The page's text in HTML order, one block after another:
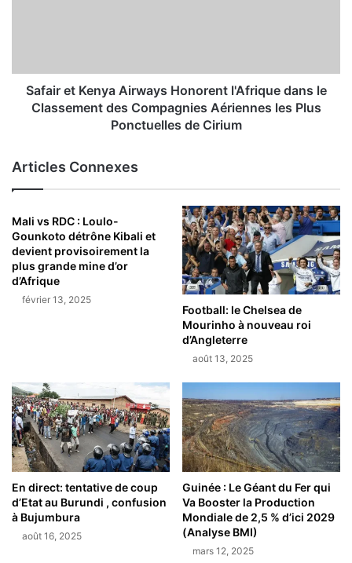
Safair et Kenya Airways Honorent l'Afrique dans le
Classement des Compagnies Aériennes les Plus
Ponctuelles de Cirium
Articles Connexes
Mali vs RDC : Loulo-
Gounkoto détrône Kibali et
devient provisoirement la
plus grande mine d’or
d’Afrique
février 13, 2025
Football: le Chelsea de
Mourinho à nouveau roi
d’Angleterre
août 13, 2025
En direct: tentative de coup
d’Etat au Burundi , confusion
à Bujumbura
août 16, 2025
Guinée : Le Géant du Fer qui
Va Booster la Production
Mondiale de 2,5 % d’ici 2029
(Analyse BMI)
mars 12, 2025